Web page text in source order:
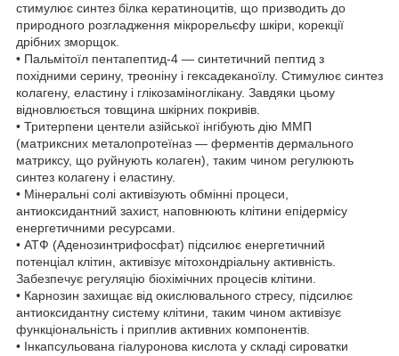
стимулює синтез білка кератиноцитів, що призводить до
природного розгладження мікрорельєфу шкіри, корекції
дрібних зморщок.
• Пальмітоїл пентапептид-4 — синтетичний пептид з
похідними серину, треоніну і гексадеканоїлу. Стимулює синтез
колагену, еластину і глікозаміноглікану. Завдяки цьому
відновлюється товщина шкірних покривів.
• Тритерпени центели азійської інгібують дію ММП
(матриксних металопротеїназ — ферментів дермального
матриксу, що руйнують колаген), таким чином регулюють
синтез колагену і еластину.
• Мінеральні солі активізують обмінні процеси,
антиоксидантний захист, наповнюють клітини епідермісу
енергетичними ресурсами.
• АТФ (Аденозинтрифосфат) підсилює енергетичний
потенціал клітин, активізує мітохондріальну активність.
Забезпечує регуляцію біохімічних процесів клітини.
• Карнозин захищає від окислювального стресу, підсилює
антиоксидантну систему клітини, таким чином активізує
функціональність і приплив активних компонентів.
• Інкапсульована гіалуронова кислота у складі сироватки